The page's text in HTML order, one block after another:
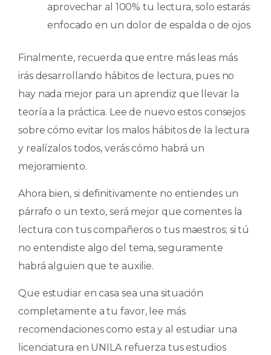
aprovechar al 100% tu lectura, solo estarás
enfocado en un dolor de espalda o de ojos
Finalmente, recuerda que entre más leas más
irás desarrollando hábitos de lectura, pues no
hay nada mejor para un aprendiz que llevar la
teoría a la práctica. Lee de nuevo estos consejos
sobre cómo evitar los malos hábitos de la lectura
y realízalos todos, verás cómo habrá un
mejoramiento.
Ahora bien, si definitivamente no entiendes un
párrafo o un texto, será mejor que comentes la
lectura con tus compañeros o tus maestros; si tú
no entendiste algo del tema, seguramente
habrá alguien que te auxilie.
Que estudiar en casa sea una situación
completamente a tu favor, lee más
recomendaciones como esta y al estudiar una
licenciatura en UNILA refuerza tus estudios